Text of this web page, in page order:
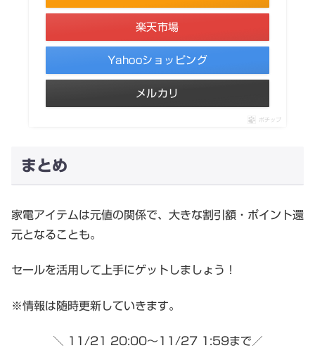
楽天市場
Yahooショッピング
メルカリ
ポチップ
まとめ
家電アイテムは元値の関係で、大きな割引額・ポイント還
元となることも。
セールを活用して上手にゲットしましょう！
※情報は随時更新していきます。
＼ 11/21 20:00～11/27 1:59まで／